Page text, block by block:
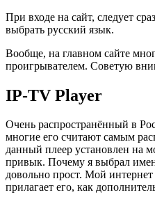
При входе на сайт, следует
выбрать русский язык.
Вообще, на главном сайте
проигрывателем. Советую
IP-TV Player
Очень распространённый в
многие его считают самым
данный плеер установлен на
привык. Почему я выбрал
довольно прост. Мой
прилагает его, как